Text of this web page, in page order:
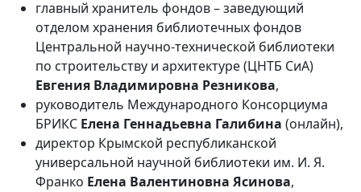
главный хранитель фондов – заведующий
отделом хранения библиотечных фондов
Центральной научно-технической библиотеки
по строительству и архитектуре (ЦНТБ СиА)
Евгения Владимировна Резникова,
руководитель Международного Консорциума
БРИКС Елена Геннадьевна Галибина (онлайн),
директор Крымской республиканской
универсальной научной библиотеки им. И. Я.
Франко Елена Валентиновна Ясинова,